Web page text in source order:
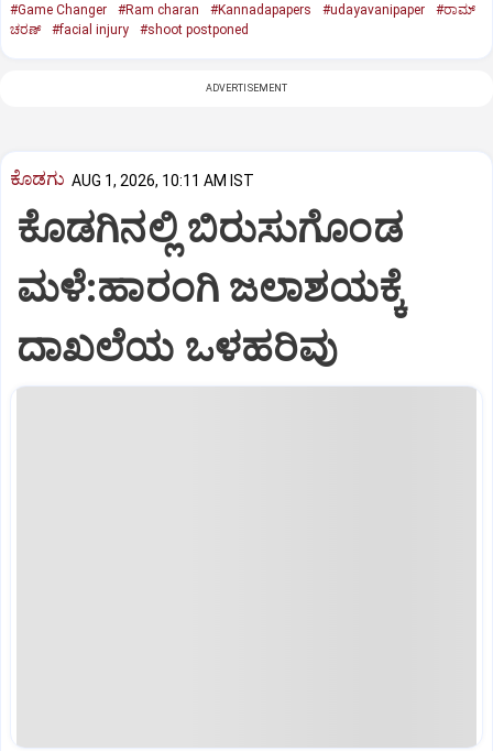
#Game Changer #Ram charan #Kannadapapers #udayavanipaper
#ರಾಮ್
ಚರಣ್
#facial injury #shoot postponed
ADVERTISEMENT
ಕೊಡಗು AUG 1, 2026, 10:11 AM IST
ಕೊಡಗಿನಲ್ಲಿ ಬಿರುಸುಗೊಂಡ
ಮಳೆ:ಹಾರಂಗಿ ಜಲಾಶಯಕ್ಕೆ
ದಾಖಲೆಯ ಒಳಹರಿವು